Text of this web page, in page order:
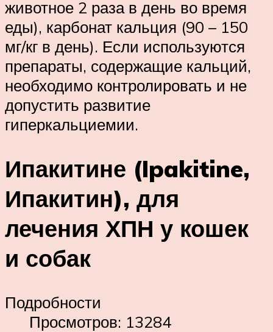
животное 2 раза в день во время
еды), карбонат кальция (90 – 150
мг/кг в день). Если используются
препараты, содержащие кальций,
необходимо контролировать и не
допустить развитие
гиперкальциемии.
Ипакитине (Ipakitine,
Ипакитин), для
лечения ХПН у кошек
и собак
Подробности
Просмотров: 13284